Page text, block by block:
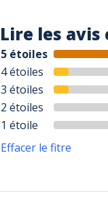
Lire les avis
5 étoiles
4 étoiles
3 étoiles
2 étoiles
1 étoile
Effacer le fitre